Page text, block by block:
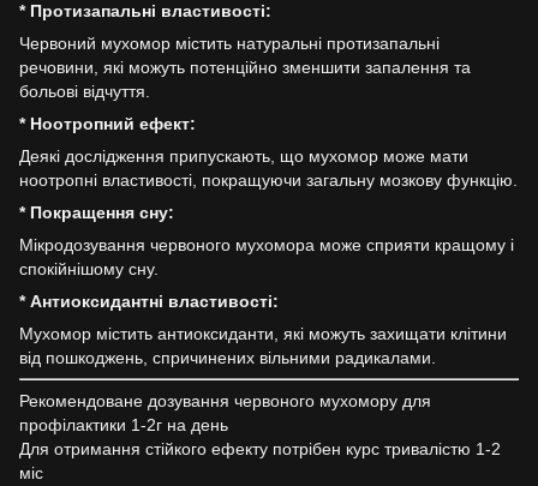
* Протизапальні властивості:
Червоний мухомор містить натуральні протизапальні
речовини, які можуть потенційно зменшити запалення та
больові відчуття.
* Ноотропний ефект:
Деякі дослідження припускають, що мухомор може мати
ноотропні властивості, покращуючи загальну мозкову функцію.
* Покращення сну:
Мікродозування червоного мухомора може сприяти кращому і
спокійнішому сну.
* Антиоксидантні властивості:
Мухомор містить антиоксиданти, які можуть захищати клітини
від пошкоджень, спричинених вільними радикалами.
Рекомендоване дозування червоного мухомору для
профілактики 1-2г на день
Для отримання стійкого ефекту потрібен курс тривалістю 1-2
міс